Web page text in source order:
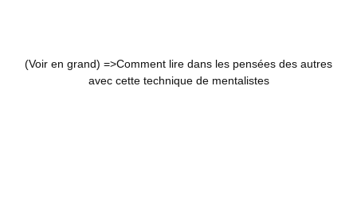
(Voir en grand) =>Comment lire dans les pensées des autres
avec cette technique de mentalistes